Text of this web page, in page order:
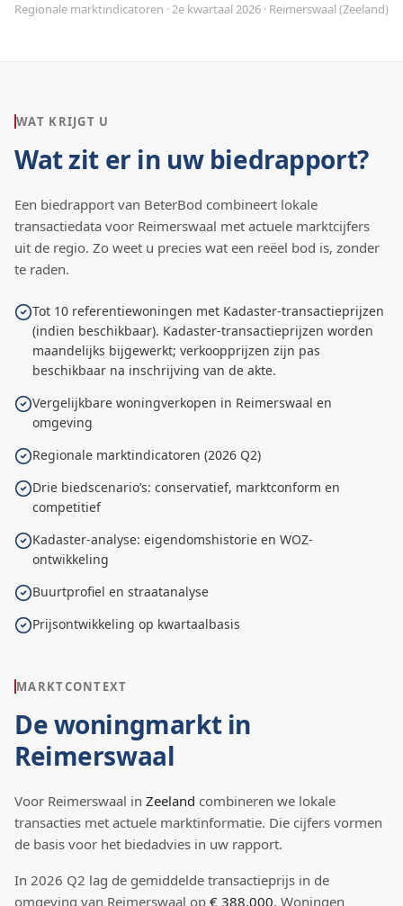
Regionale marktindicatoren · 2e kwartaal 2026 · Reimerswaal (Zeeland)
WAT KRIJGT U
Wat zit er in uw biedrapport?
Een biedrapport van BeterBod combineert lokale
transactiedata voor Reimerswaal met actuele marktcijfers
uit de regio. Zo weet u precies wat een reëel bod is, zonder
te raden.
Tot 10 referentiewoningen met Kadaster-transactieprijzen
(indien beschikbaar). Kadaster-transactieprijzen worden
maandelijks bijgewerkt; verkoopprijzen zijn pas
beschikbaar na inschrijving van de akte.
Vergelijkbare woningverkopen in Reimerswaal en
omgeving
Regionale marktindicatoren (2026 Q2)
Drie biedscenario’s: conservatief, marktconform en
competitief
Kadaster-analyse: eigendomshistorie en WOZ-
ontwikkeling
Buurtprofiel en straatanalyse
Prijsontwikkeling op kwartaalbasis
MARKTCONTEXT
De woningmarkt in
Reimerswaal
Voor Reimerswaal in Zeeland combineren we lokale
transacties met actuele marktinformatie. Die cijfers vormen
de basis voor het biedadvies in uw rapport.
In 2026 Q2 lag de gemiddelde transactieprijs in de
omgeving van Reimerswaal op € 388.000. Woningen